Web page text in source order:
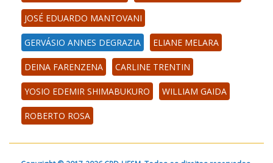
JOSÉ EDUARDO MANTOVANI
GERVÁSIO ANNES DEGRAZIA ELIANE MELARA
DEINA FARENZENA CARLINE TRENTIN
YOSIO EDEMIR SHIMABUKURO WILLIAM GAIDA
ROBERTO ROSA